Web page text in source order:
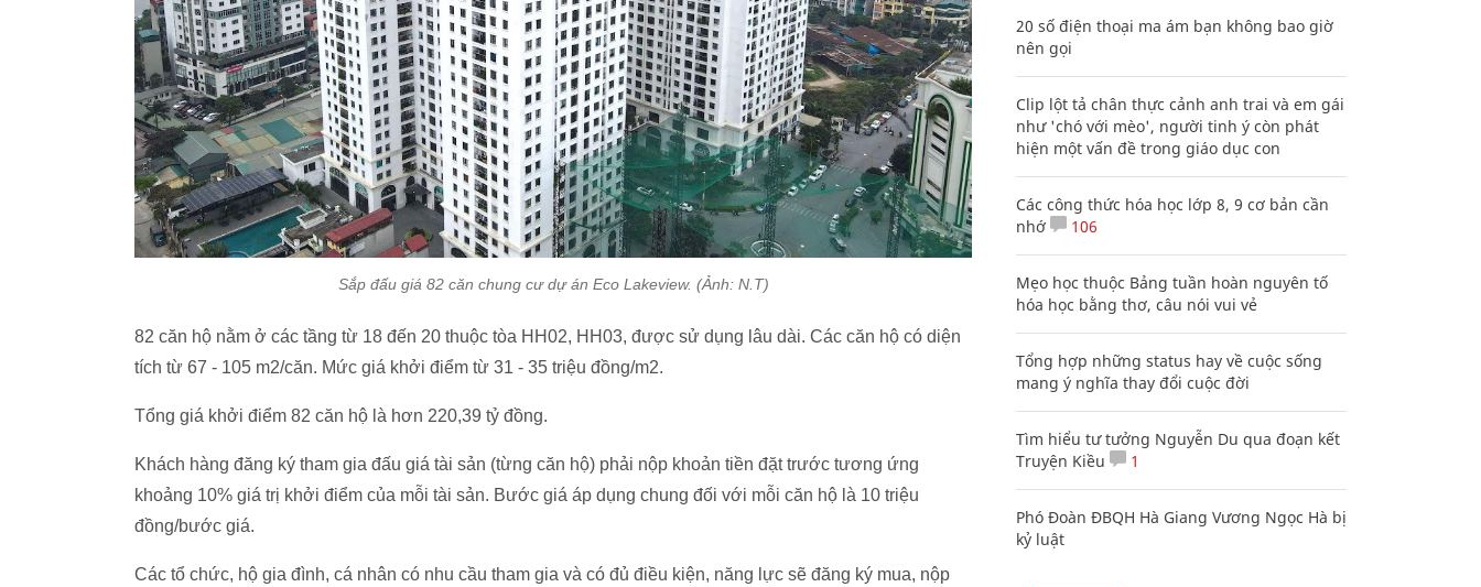
Sắp đấu giá 82 căn chung cư dự án Eco Lakeview. (Ảnh: N.T)
82 căn hộ nằm ở các tầng từ 18 đến 20 thuộc tòa HH02, HH03, được sử dụng lâu dài. Các căn hộ có diện
tích từ 67 - 105 m2/căn. Mức giá khởi điểm từ 31 - 35 triệu đồng/m2.
Tổng giá khởi điểm 82 căn hộ là hơn 220,39 tỷ đồng.
Khách hàng đăng ký tham gia đấu giá tài sản (từng căn hộ) phải nộp khoản tiền đặt trước tương ứng
khoảng 10% giá trị khởi điểm của mỗi tài sản. Bước giá áp dụng chung đối với mỗi căn hộ là 10 triệu
đồng/bước giá.
Các tổ chức, hộ gia đình, cá nhân có nhu cầu tham gia và có đủ điều kiện, năng lực sẽ đăng ký mua, nộp
20 số điện thoại ma ám bạn không bao giờ
nên gọi
Clip lột tả chân thực cảnh anh trai và em gái
như 'chó với mèo', người tinh ý còn phát
hiện một vấn đề trong giáo dục con
Các công thức hóa học lớp 8, 9 cơ bản cần
nhớ
106
Mẹo học thuộc Bảng tuần hoàn nguyên tố
hóa học bằng thơ, câu nói vui vẻ
Tổng hợp những status hay về cuộc sống
mang ý nghĩa thay đổi cuộc đời
Tìm hiểu tư tưởng Nguyễn Du qua đoạn kết
Truyện Kiều
1
Phó Đoàn ĐBQH Hà Giang Vương Ngọc Hà bị
kỷ luật